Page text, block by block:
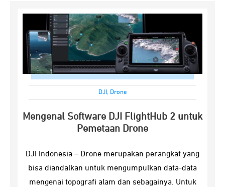
DJI , Drone
Mengenal Software DJI FlightHub 2 untuk
Pemetaan Drone
DJI Indonesia – Drone merupakan perangkat yang
bisa diandalkan untuk mengumpulkan data-data
mengenai topografi alam dan sebagainya. Untuk